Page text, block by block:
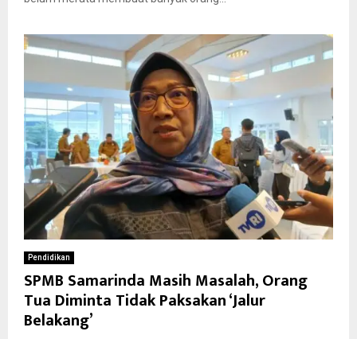
Pendidikan
SPMB Samarinda Masih Masalah, Orang
Tua Diminta Tidak Paksakan ‘Jalur
Belakang’